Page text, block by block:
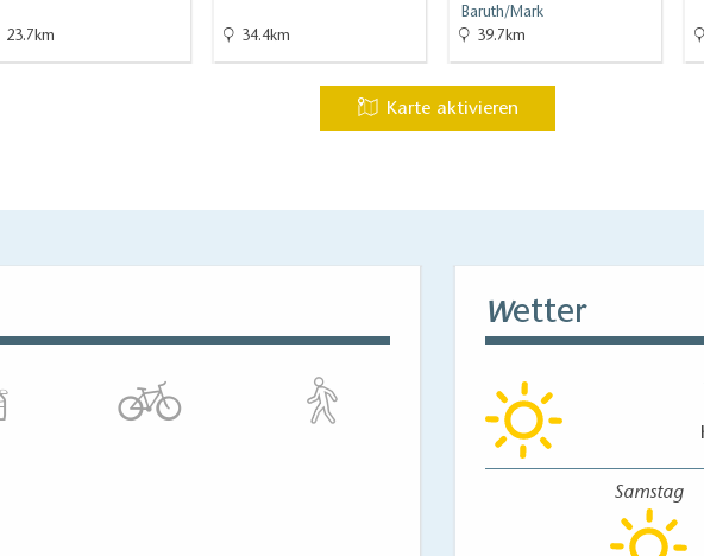
23.7km 34.4km
Baruth/Mark
39.7km
Karte aktivieren
Wetter
Samstag